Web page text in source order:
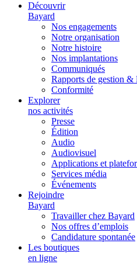
Découvrir
Bayard
Nos engagements
Notre organisation
Notre histoire
Nos implantations
Communiqués
Rapports de gestion &
Conformité
Explorer
nos activités
Presse
Édition
Audio
Audiovisuel
Applications et
Services média
Événements
Rejoindre
Bayard
Travailler chez Bayard
Nos offres d’emplois
Candidature spontanée
Les boutiques
en ligne